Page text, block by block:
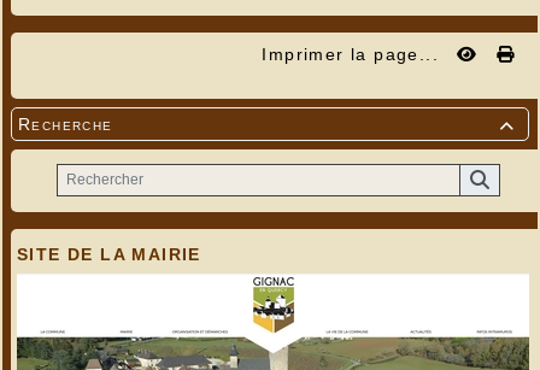
Imprimer la page...

Recherche
SITE DE LA MAIRIE